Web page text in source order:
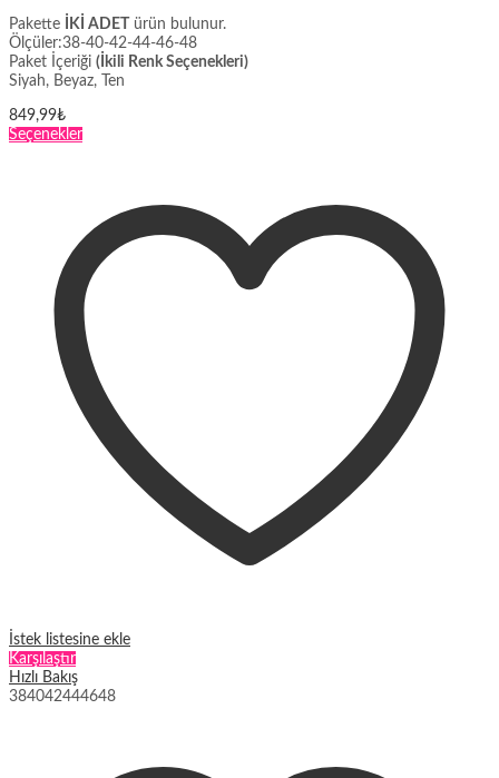
Pakette İKİ ADET
ürün bulunur.
Ölçüler:38-40-42-44-46-48
Paket İçeriği (İkili Renk Seçenekleri)
Siyah, Beyaz, Ten
849,99₺
SeçeneklerBu
varyasyonu
var.
Seçenekler
ürün
sayfasından
seçilebilir
İstek listesine ekle
Karşılaştır
Hızlı Bakış
384042444648